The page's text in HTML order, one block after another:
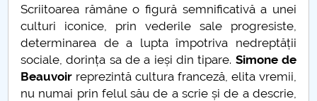
Nu se practica libertatea, nu exista proces dialogic
POVESTEA CENTRULUI GEOGRAFIC AL ROMANIEI
I’m a trainer. What’s your superpower?
Scriitoarea rămâne o figură semnificativă a unei
culturi iconice, prin vederile sale progresiste,
determinarea de a lupta împotriva nedreptății
sociale, dorința sa de a ieși din tipare. Simone de
Beauvoir reprezintă cultura franceză, elita vremii,
nu numai prin felul său de a scrie și de a descrie,